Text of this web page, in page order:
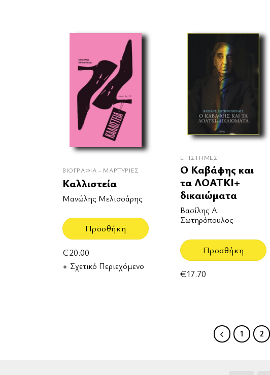
ΒΙΟΓΡΑΦΊΑ - ΜΑΡΤΥΡΊΕΣ
Καλλιστεία
Μανώλης Μελισσάρης
Προσθήκη
€20.00
Σχετικό Περιεχόμενο
ΕΠΙΣΤΉΜΕΣ
Ο Καβάφης και
τα ΛΟΑΤΚΙ+
δικαιώματα
Βασίλης Α.
Σωτηρόπουλος
Προσθήκη
€17.70
1 2